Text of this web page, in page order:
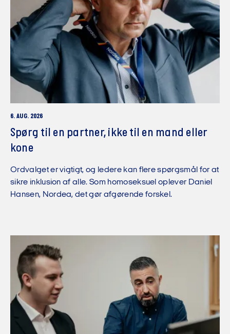
6. AUG. 2026
Spørg til en partner, ikke til en mand eller
kone
Ordvalget er vigtigt, og ledere kan flere spørgsmål for at
sikre inklusion af alle. Som homoseksuel oplever Daniel
Hansen, Nordea, det gør afgørende forskel.